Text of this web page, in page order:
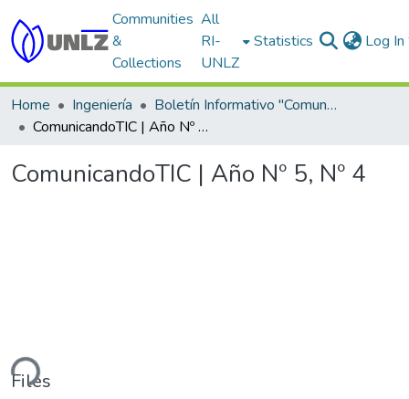
Communities
&
Collections
All
RI-
UNLZ
Statistics Log In
Home Ingeniería
Boletín Informativo "ComunicandoTIC"
ComunicandoTIC | Año Nº 5, Nº 4
ComunicandoTIC | Año Nº 5, Nº 4
Files